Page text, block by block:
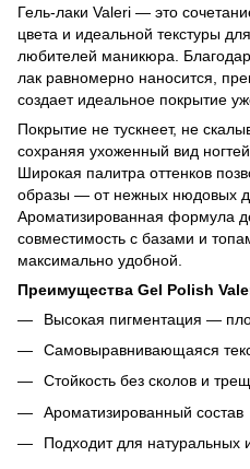
Гель-лаки Valeri — это
цвета и идеальной текстуры
любителей маникюра.
лак равномерно наносится,
создает идеальное покрытие
Покрытие не тускнеет, не
сохраняя ухоженный вид ногтей
Широкая палитра оттенков
образы — от нежных нюдовых
Ароматизированная формула
совместимость с базами и
максимально удобной.
Преимущества Gel Polish
Высокая пигментация —
Самовыравнивающаяся
Стойкость без сколов и
Ароматизированный состав
Подходит для натуральных